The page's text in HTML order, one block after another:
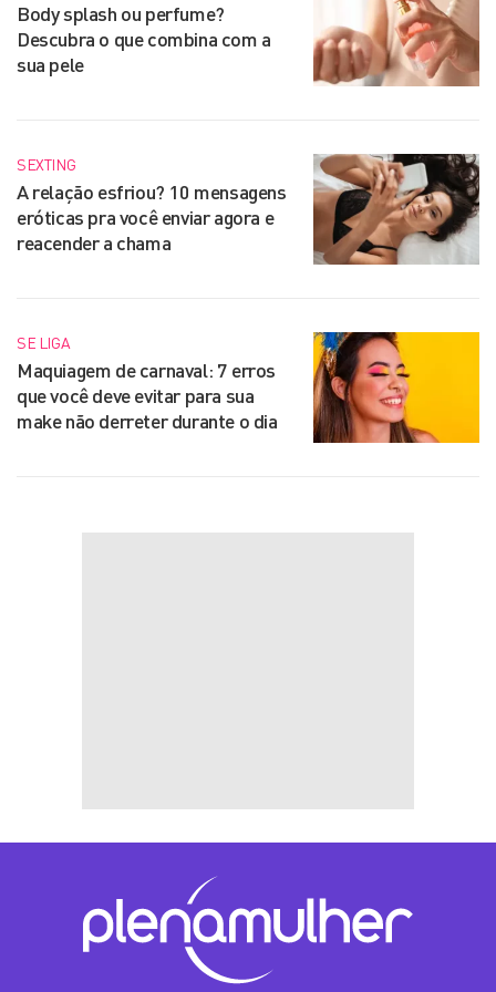
Body splash ou perfume?
Descubra o que combina com a
sua pele
SEXTING
A relação esfriou? 10 mensagens
eróticas pra você enviar agora e
reacender a chama
SE LIGA
Maquiagem de carnaval: 7 erros
que você deve evitar para sua
make não derreter durante o dia